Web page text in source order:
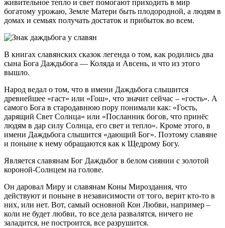
живительное тепло и свет помогают приходить в мир
богатому урожаю, Земле Матери быть плодородной, а людям в
домах и семьях получать достаток и прибыток во всем.
В книгах славянских сказок легенда о том, как родились два
сына Бога Даждьбога — Коляда и Авсень, и что из этого
вышло.
Народ ведал о том, что в имени Даждьбога слышится
древнейшее «гаст» или «Гош», что значит сейчас – «гость». А
самого Бога в стародавнюю пору понимали как: «Гость,
дарящий Свет Солнца» или «Посланник богов, что принёс
людям в дар силу Солнца, его свет и тепло». Кроме этого, в
имени Даждьбога слышится «дающий Бог». Поэтому славяне
и поныне к нему обращаются как к Щедрому Богу.
Является славянам Бог Даждьбог в белом сиянии с золотой
короной-Солнцем на голове.
Он даровал Миру и славянам Коны Мироздания, что
действуют и поныне в независимости от того, верит кто-то в
них, или нет. Вот, самый основной Кон Любви, например –
коли не будет любви, то все дела развалятся, ничего не
заладится, не построится, все разрушится.